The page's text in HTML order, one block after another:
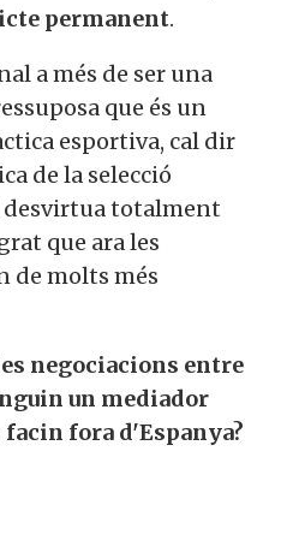
permanent.
a més de ser una
que és un
esportiva, cal dir
de la selecció
desvirtua totalment
que ara les
de molts més
negociacions entre
un mediador
fora d'Espanya?